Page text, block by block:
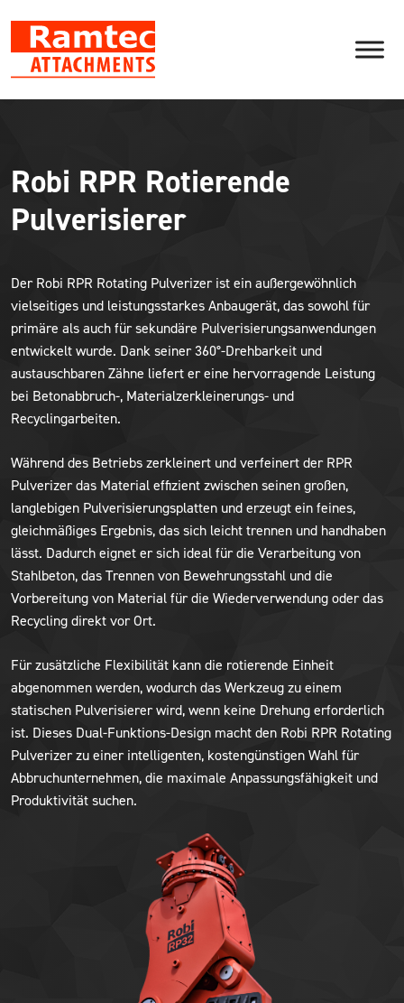
content
Robi RPR Rotierende
Pulverisierer
Der Robi RPR Rotating Pulverizer ist ein außergewöhnlich
vielseitiges und leistungsstarkes Anbaugerät, das sowohl für
primäre als auch für sekundäre Pulverisierungsanwendungen
entwickelt wurde. Dank seiner 360°-Drehbarkeit und
austauschbaren Zähne liefert er eine hervorragende Leistung
bei Betonabbruch-, Materialzerkleinerungs- und
Recyclingarbeiten.
Während des Betriebs zerkleinert und verfeinert der RPR
Pulverizer das Material effizient zwischen seinen großen,
langlebigen Pulverisierungsplatten und erzeugt ein feines,
gleichmäßiges Ergebnis, das sich leicht trennen und handhaben
lässt. Dadurch eignet er sich ideal für die Verarbeitung von
Stahlbeton, das Trennen von Bewehrungsstahl und die
Vorbereitung von Material für die Wiederverwendung oder das
Recycling direkt vor Ort.
Für zusätzliche Flexibilität kann die rotierende Einheit
abgenommen werden, wodurch das Werkzeug zu einem
statischen Pulverisierer wird, wenn keine Drehung erforderlich
ist. Dieses Dual-Funktions-Design macht den Robi RPR Rotating
Pulverizer zu einer intelligenten, kostengünstigen Wahl für
Abbruchunternehmen, die maximale Anpassungsfähigkeit und
Produktivität suchen.